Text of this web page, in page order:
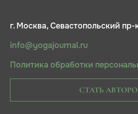
г. Москва, Севастопольский пр-
info@yogajournal.ru
Политика обработки
СТАТЬ